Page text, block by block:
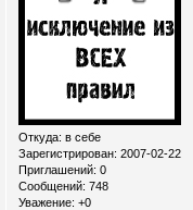
Откуда: в себе
Зарегистрирован: 2007-02-22
Приглашений: 0
Сообщений: 748
Уважение: +0